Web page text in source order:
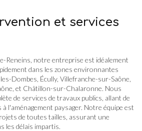
et services
Reneins, notre entreprise est idéalement
dans les zones environnantes
Dombes, Écully, Villefranche-sur-Saône,
et Châtillon-sur-Chalaronne. Nous
de services de travaux publics, allant de
l'aménagement paysager. Notre équipe est
de toutes tailles, assurant une
les délais impartis.